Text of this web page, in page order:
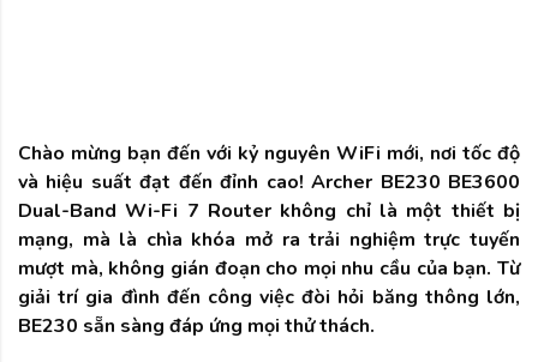
Chào mừng bạn đến với kỷ nguyên WiFi mới, nơi tốc độ
và hiệu suất đạt đến đỉnh cao! Archer BE230 BE3600
Dual-Band Wi-Fi 7 Router không chỉ là một thiết bị
mạng, mà là chìa khóa mở ra trải nghiệm trực tuyến
mượt mà, không gián đoạn cho mọi nhu cầu của bạn. Từ
giải trí gia đình đến công việc đòi hỏi băng thông lớn,
BE230 sẵn sàng đáp ứng mọi thử thách.